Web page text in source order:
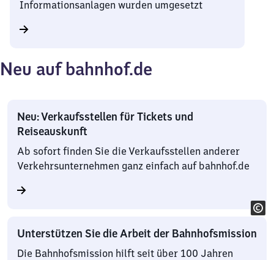
Informationsanlagen wurden umgesetzt
Neu auf bahnhof.de
Neu: Verkaufsstellen für Tickets und
Reiseauskunft
Ab sofort finden Sie die Verkaufsstellen anderer
Verkehrsunternehmen ganz einfach auf bahnhof.de
Unterstützen Sie die Arbeit der Bahnhofsmission
Die Bahnhofsmission hilft seit über 100 Jahren